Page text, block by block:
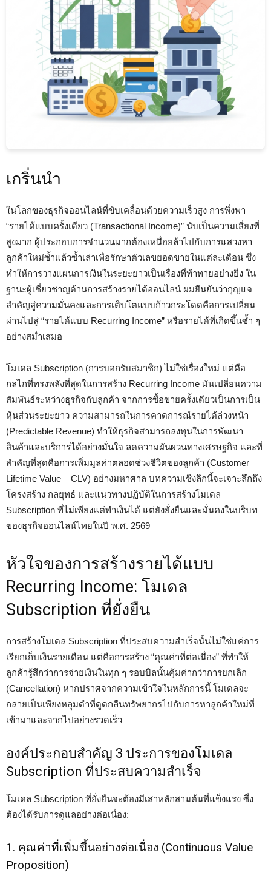
เกริ่นนำ
ในโลกของธุรกิจออนไลน์ที่ขับเคลื่อนด้วยความเร็วสูง การพึ่งพา
“รายได้แบบครั้งเดียว (Transactional Income)” นับเป็นความเสี่ยงที่
สูงมาก ผู้ประกอบการจำนวนมากต้องเหนื่อยล้าไปกับการแสวงหา
ลูกค้าใหม่ซ้ำแล้วซ้ำเล่าเพื่อรักษาตัวเลขยอดขายในแต่ละเดือน ซึ่ง
ทำให้การวางแผนการเงินในระยะยาวเป็นเรื่องที่ท้าทายอย่างยิ่ง ใน
ฐานะผู้เชี่ยวชาญด้านการสร้างรายได้ออนไลน์ ผมยืนยันว่ากุญแจ
สำคัญสู่ความมั่นคงและการเติบโตแบบก้าวกระโดดคือการเปลี่ยน
ผ่านไปสู่ “รายได้แบบ Recurring Income” หรือรายได้ที่เกิดขึ้นซ้ำ ๆ
อย่างสม่ำเสมอ
โมเดล Subscription (การบอกรับสมาชิก) ไม่ใช่เรื่องใหม่ แต่คือ
กลไกที่ทรงพลังที่สุดในการสร้าง Recurring Income มันเปลี่ยนความ
สัมพันธ์ระหว่างธุรกิจกับลูกค้า จากการซื้อขายครั้งเดียวเป็นการเป็น
หุ้นส่วนระยะยาว ความสามารถในการคาดการณ์รายได้ล่วงหน้า
(Predictable Revenue) ทำให้ธุรกิจสามารถลงทุนในการพัฒนา
สินค้าและบริการได้อย่างมั่นใจ ลดความผันผวนทางเศรษฐกิจ และที่
สำคัญที่สุดคือการเพิ่มมูลค่าตลอดช่วงชีวิตของลูกค้า (Customer
Lifetime Value – CLV) อย่างมหาศาล บทความเชิงลึกนี้จะเจาะลึกถึง
โครงสร้าง กลยุทธ์ และแนวทางปฏิบัติในการสร้างโมเดล
Subscription ที่ไม่เพียงแต่ทำเงินได้ แต่ยังยั่งยืนและมั่นคงในบริบท
ของธุรกิจออนไลน์ไทยในปี พ.ศ. 2569
หัวใจของการสร้างรายได้แบบ
Recurring Income: โมเดล
Subscription ที่ยั่งยืน
การสร้างโมเดล Subscription ที่ประสบความสำเร็จนั้นไม่ใช่แค่การ
เรียกเก็บเงินรายเดือน แต่คือการสร้าง “คุณค่าที่ต่อเนื่อง” ที่ทำให้
ลูกค้ารู้สึกว่าการจ่ายเงินในทุก ๆ รอบบิลนั้นคุ้มค่ากว่าการยกเลิก
(Cancellation) หากปราศจากความเข้าใจในหลักการนี้ โมเดลจะ
กลายเป็นเพียงหลุมดำที่ดูดกลืนทรัพยากรไปกับการหาลูกค้าใหม่ที่
เข้ามาและจากไปอย่างรวดเร็ว
องค์ประกอบสำคัญ 3 ประการของโมเดล
Subscription ที่ประสบความสำเร็จ
โมเดล Subscription ที่ยั่งยืนจะต้องมีเสาหลักสามต้นที่แข็งแรง ซึ่ง
ต้องได้รับการดูแลอย่างต่อเนื่อง:
1. คุณค่าที่เพิ่มขึ้นอย่างต่อเนื่อง (Continuous Value
Proposition)